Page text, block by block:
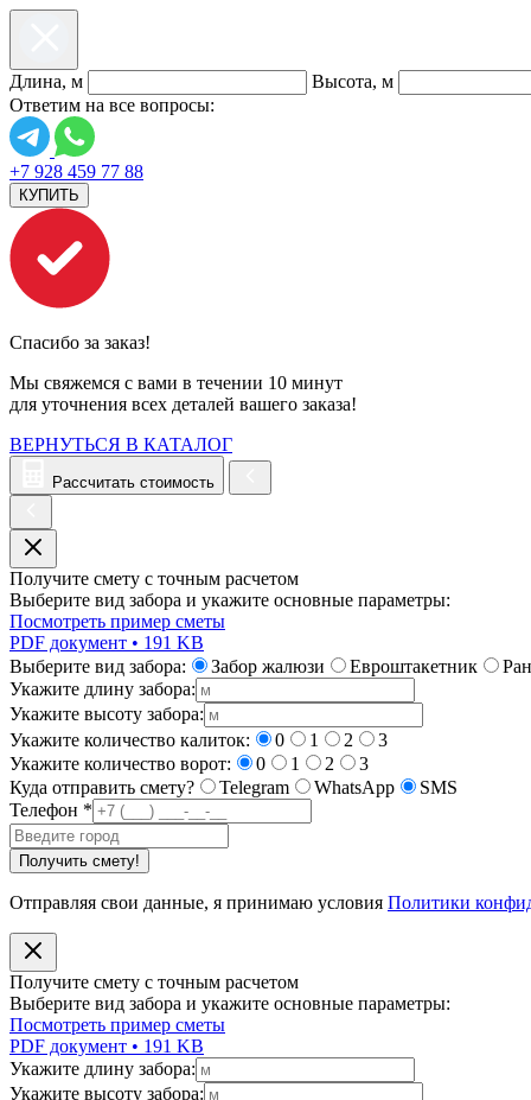
Длина, м Высота, м
Ответим на все вопросы:
+7 928 459 77 88
КУПИТЬ
Спасибо за заказ!
Мы свяжемся с вами в течении 10 минут
для уточнения всех деталей вашего заказа!
ВЕРНУТЬСЯ В КАТАЛОГ
Рассчитать стоимость
Получите смету с точным расчетом
Выберите вид забора и укажите основные параметры:
Посмотреть пример сметы
PDF документ • 191 KB
Выберите вид забора:
Забор жалюзи Евроштакетник
Укажите длину забора:
Укажите высоту забора:
Укажите количество калиток:
0 1 2
3
Укажите количество ворот:
0 1 2
3
Куда отправить смету?
Telegram WhatsApp
SMS
Телефон *
Получить смету!
Отправляя свои данные, я принимаю условия Политики
Получите смету с точным расчетом
Выберите вид забора и укажите основные параметры:
Посмотреть пример сметы
PDF документ • 191 KB
Укажите длину забора:
Укажите высоту забора: